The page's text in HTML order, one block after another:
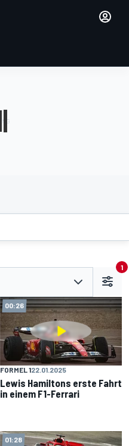
1
00:26
FORMEL 122.01.2025
Lewis Hamiltons erste Fahrt
in einem F1-Ferrari
01:28